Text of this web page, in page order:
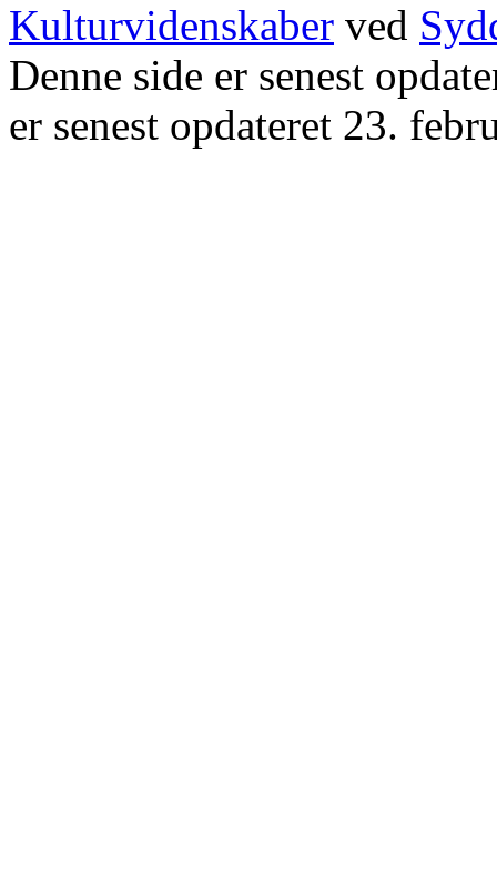
Kulturvidenskaber ved
Denne side er senest
er senest opdateret 23.